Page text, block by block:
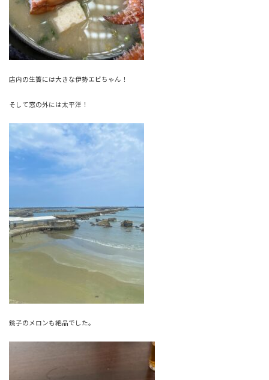
店内の生簀には大きな伊勢エビちゃん！
そして窓の外には太平洋！
銚子のメロンも絶品でした。